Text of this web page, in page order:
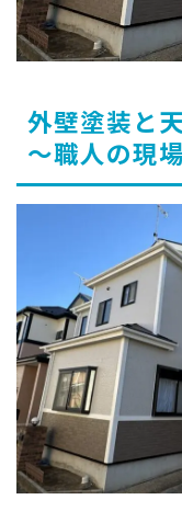
外壁塗装と
～職人の現